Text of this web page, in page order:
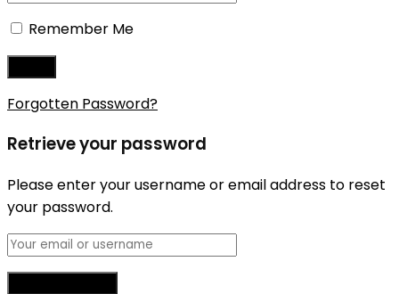
Remember Me
Forgotten Password?
Retrieve your password
Please enter your username or email address to reset
your password.